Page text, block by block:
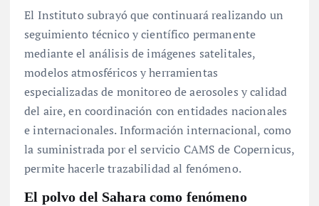
El Instituto subrayó que continuará realizando un
seguimiento técnico y científico permanente
mediante el análisis de imágenes satelitales,
modelos atmosféricos y herramientas
especializadas de monitoreo de aerosoles y calidad
del aire, en coordinación con entidades nacionales
e internacionales. Información internacional, como
la suministrada por el servicio CAMS de Copernicus,
permite hacerle trazabilidad al fenómeno.
El polvo del Sahara como fenómeno